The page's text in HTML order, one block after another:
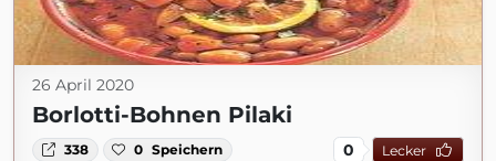
26 April 2020
Borlotti-Bohnen Pilaki
338 0 Speichern 0 Lecker